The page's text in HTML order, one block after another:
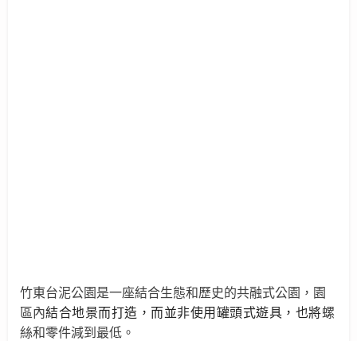
竹東台泥公園是一座結合生態和歷史的共融式公園，園
區內結合地景而打造，而並非使用 罐頭式遊具，也將螺
絲和零件減到最低。